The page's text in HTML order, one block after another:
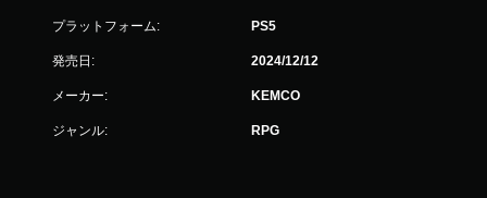
プラットフォーム: PS5
発売日: 2024/12/12
メーカー: KEMCO
ジャンル: RPG